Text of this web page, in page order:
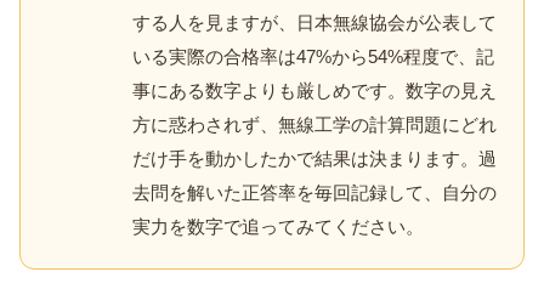
する人を見ますが、日本無線協会が公表して
いる実際の合格率は47%から54%程度で、記
事にある数字よりも厳しめです。数字の見え
方に惑わされず、無線工学の計算問題にどれ
だけ手を動かしたかで結果は決まります。過
去問を解いた正答率を毎回記録して、自分の
実力を数字で追ってみてください。